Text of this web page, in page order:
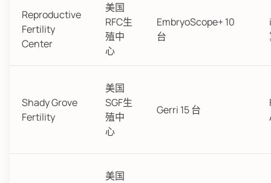
Reproductive
Fertility
Center
美国
RFC生
殖中
心
EmbryoScope+ 10
台
Shady Grove
Fertility
美国
SGF生
殖中
心
Gerri 15 台
美国